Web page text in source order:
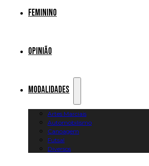
Feminino
Opinião
Modalidades
Artes Marciais
Automobilismo
Canoagem
Futsal
Diversos